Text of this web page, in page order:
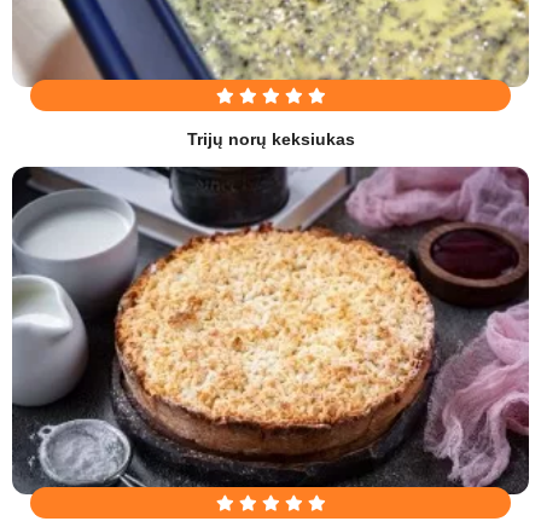
Trijų norų keksiukas